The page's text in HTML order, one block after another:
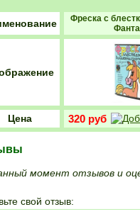
Фреска с
Цена 320 руб
момент отзывов и
свой отзыв: